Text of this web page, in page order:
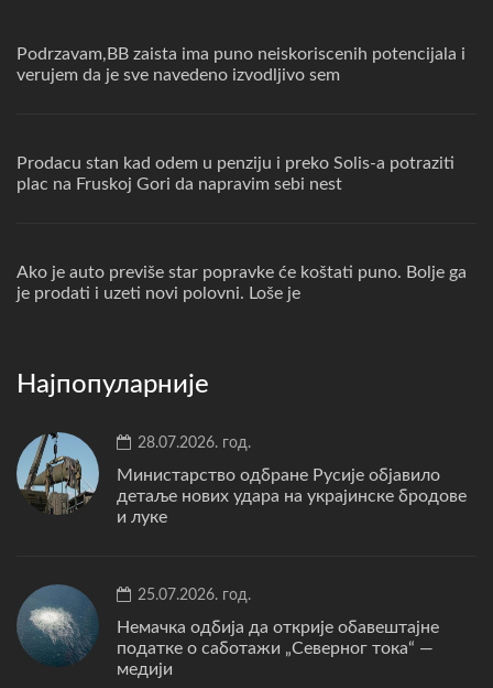
Podrzavam,BB zaista ima puno neiskoriscenih potencijala i
verujem da je sve navedeno izvodljivo sem
Prodacu stan kad odem u penziju i preko Solis-a potraziti
plac na Fruskoj Gori da napravim sebi nest
Ako je auto previše star popravke će koštati puno. Bolje ga
je prodati i uzeti novi polovni. Loše je
Најпопуларније
28.07.2026. год.
Министарство одбране Русије објавило
детаље нових удара на украјинске бродове
и луке
25.07.2026. год.
Немачка одбија да открије обавештајне
податке о саботажи „Северног тока“ —
медији